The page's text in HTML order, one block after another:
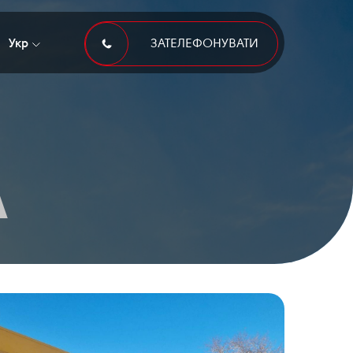
Укр ЗАТЕЛЕФОНУВАТИ